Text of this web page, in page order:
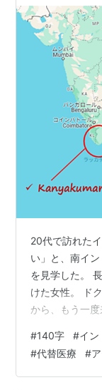
20代で訪れた
い」と、南イ
を見学した。
けた女性。 ド
から、もう一
#140字 #イン
#代替医療 #